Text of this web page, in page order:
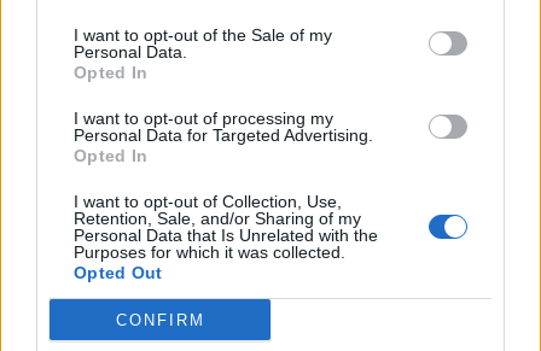
I want to opt-out of the Sale of my
Personal Data.
Opted In
I want to opt-out of processing my
Personal Data for Targeted Advertising.
Opted In
I want to opt-out of Collection, Use,
Retention, Sale, and/or Sharing of my
Personal Data that Is Unrelated with the
Purposes for which it was collected.
Opted Out
CONFIRM